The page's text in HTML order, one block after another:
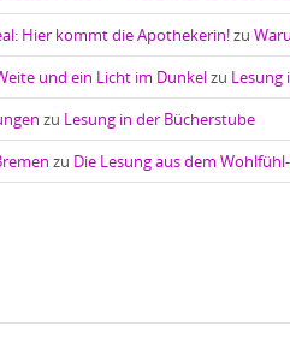
Hier kommt die Apothekerin!zu
und ein Licht im Dunkelzu Lesung
zu Lesung in der Bücherstube
zu Die Lesung aus dem